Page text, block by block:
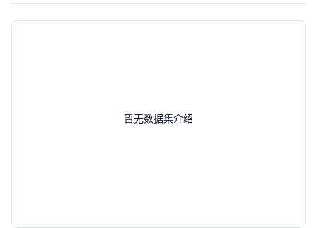
暂无数据集介绍